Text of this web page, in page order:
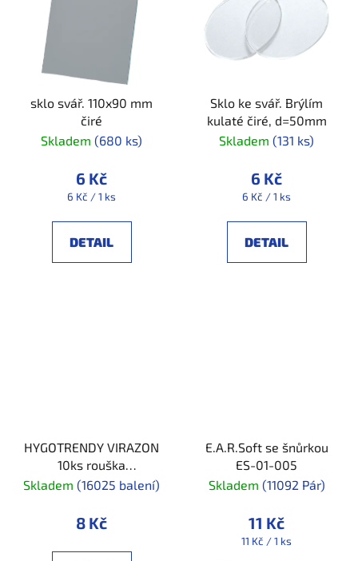
sklo svář. 110x90 mm
čiré
Skladem (680 ks)
6 Kč
Měrná
6 Kč / 1 ks
DETAIL
Sklo ke svář. Brýlím
kulaté čiré, d=50mm
Skladem (131 ks)
6 Kč
Měrná
6 Kč / 1 ks
DETAIL
HYGOTRENDY VIRAZON
10ks rouška
3vrstvá_balení 10ks
Skladem (16025 balení)
8 Kč
E.A.R.Soft se šnůrkou
ES-01-005
Skladem (11092 Pár)
11 Kč
Měrná
11 Kč / 1 ks